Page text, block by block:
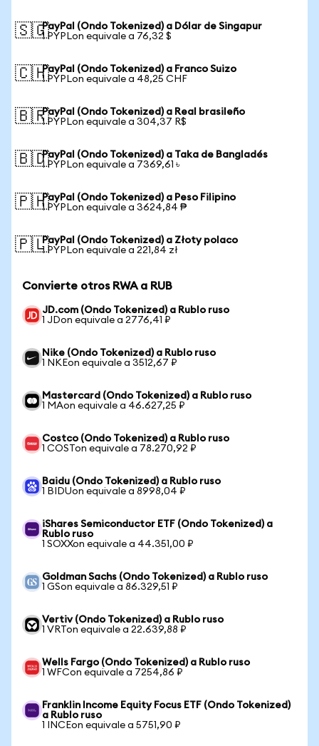
🇸🇬PayPal (Ondo Tokenized) a Dólar de Singapur
1 PYPLon equivale a 76,32 $
🇨🇭PayPal (Ondo Tokenized) a Franco Suizo
1 PYPLon equivale a 48,25 CHF
🇧🇷PayPal (Ondo Tokenized) a Real brasileño
1 PYPLon equivale a 304,37 R$
🇧🇩PayPal (Ondo Tokenized) a Taka de Bangladés
1 PYPLon equivale a 7369,61 ৳
🇵🇭PayPal (Ondo Tokenized) a Peso Filipino
1 PYPLon equivale a 3624,84 ₱
🇵🇱PayPal (Ondo Tokenized) a Złoty polaco
1 PYPLon equivale a 221,84 zł
Convierte otros RWA a RUB
JD.com (Ondo Tokenized) a Rublo ruso
1 JDon equivale a 2776,41 ₽
Nike (Ondo Tokenized) a Rublo ruso
1 NKEon equivale a 3512,67 ₽
Mastercard (Ondo Tokenized) a Rublo ruso
1 MAon equivale a 46.627,25 ₽
Costco (Ondo Tokenized) a Rublo ruso
1 COSTon equivale a 78.270,92 ₽
Baidu (Ondo Tokenized) a Rublo ruso
1 BIDUon equivale a 8998,04 ₽
iShares Semiconductor ETF (Ondo Tokenized) a
Rublo ruso
1 SOXXon equivale a 44.351,00 ₽
Goldman Sachs (Ondo Tokenized) a Rublo ruso
1 GSon equivale a 86.329,51 ₽
Vertiv (Ondo Tokenized) a Rublo ruso
1 VRTon equivale a 22.639,88 ₽
Wells Fargo (Ondo Tokenized) a Rublo ruso
1 WFCon equivale a 7254,86 ₽
Franklin Income Equity Focus ETF (Ondo Tokenized)
a Rublo ruso
1 INCEon equivale a 5751,90 ₽